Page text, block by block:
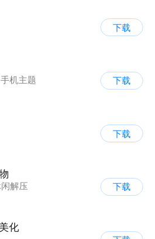
下载
手机主题
下载
下载
解压
下载
化